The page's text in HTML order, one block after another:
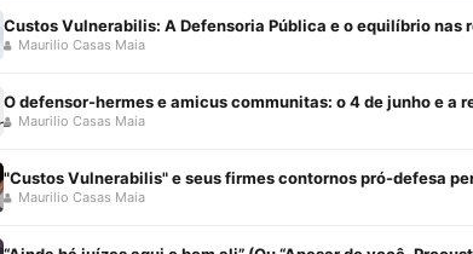
Maurilio Casas Maia
Maurilio Casas Maia
"Custos Vulnerabilis" e seus firmes contornos pró-defesa
Maurilio Casas Maia